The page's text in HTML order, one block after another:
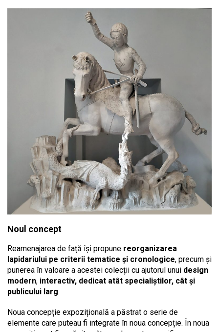
Noul concept
Reamenajarea de față își propune reorganizarea
lapidariului pe criterii tematice și cronologice, precum și
punerea în valoare a acestei colecții cu ajutorul unui design
modern, interactiv, dedicat atât specialiștilor, cât și
publicului larg.
Noua concepție expozițională a păstrat o serie de
elemente care puteau fi integrate în noua concepție. În noua